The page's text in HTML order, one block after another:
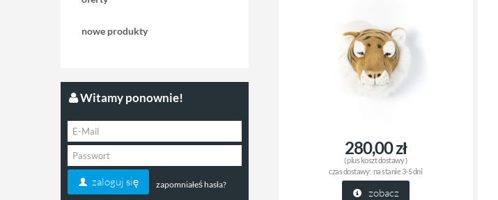
280,00 zł
( pluskoszt dostawy)
czas dostawy: na stanie 3-5 dni
zobacz
nowe produkty
Witamy ponownie!
zaloguj się zapomniałeś hasła?